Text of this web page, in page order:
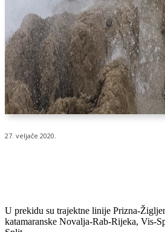
27. veljače 2020.
U prekidu su trajektne linije Prizna-
katamaranske Novalja-Rab-Rijeka, Vis-